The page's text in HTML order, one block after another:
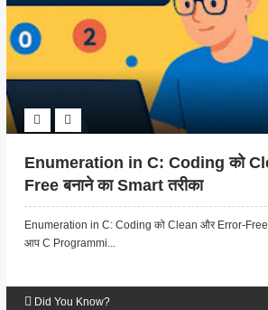
Enumeration in C: Coding को
Free बनाने का Smart तरीका
Enumeration in C: Coding को Clean और Error-Free
आप C Programmi...
Did You Know?